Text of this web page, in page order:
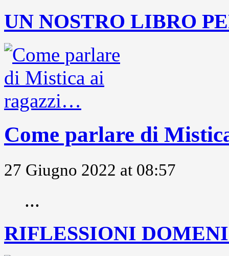
UN NOSTRO LIBRO
Come parlare di
27 Giugno 2022 at 08:57
...
RIFLESSIONI